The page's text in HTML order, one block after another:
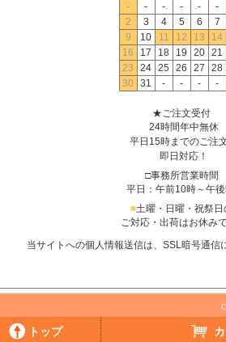
-
- - - - -
2
3 4 5 6 7
9
10 11 12 13 14
16
17 18 19 20 21
23
24 25 26 27 28
30
31 - - - -
★ご注文受付
24時間年中無休
平日15時までのご注
即日対応！
□事務所営業時間
平日：午前10時～午
■土曜・日曜・祝祭日
ご対応・出荷はお休みで
当サイトへの個人情報送信は、SSL暗号通信
トップ